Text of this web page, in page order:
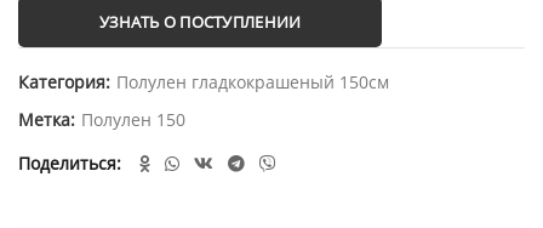
УЗНАТЬ О ПОСТУПЛЕНИИ
Категория: Полулен гладкокрашеный 150см
Метка: Полулен 150
Поделиться